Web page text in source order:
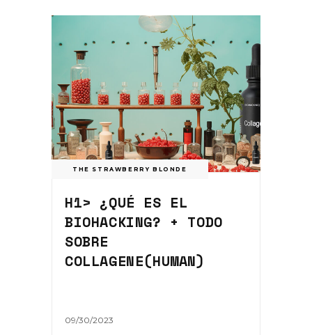
THE STRAWBERRY BLONDE
H1> ¿QUÉ ES EL
BIOHACKING? + TODO
SOBRE
COLLAGENE(HUMAN)
09/30/2023